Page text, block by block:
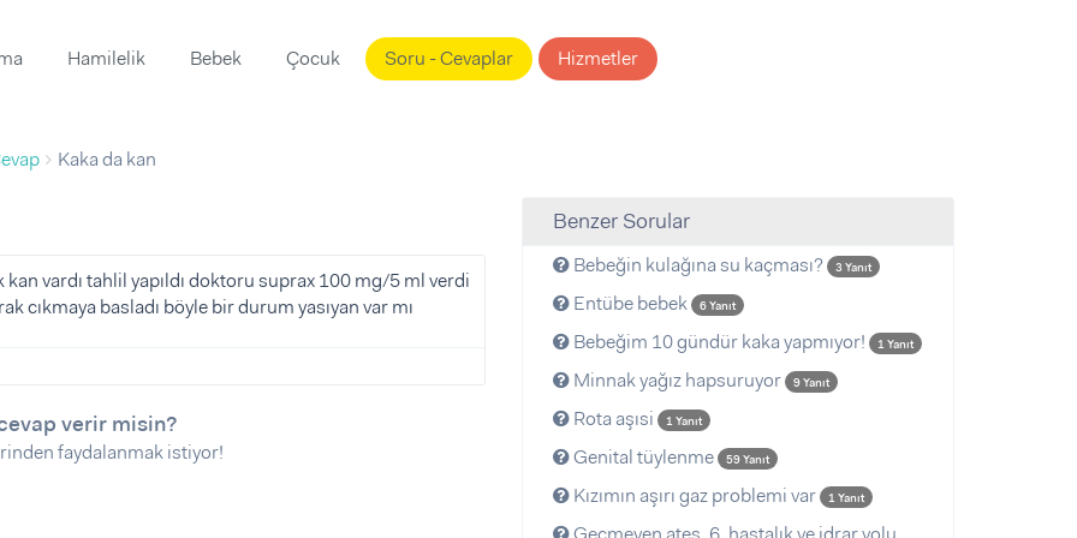
Hamilelik Bebek Çocuk Soru - Cevaplar Hizmetler
Kaka da kan
vardı tahlil yapıldı doktoru suprax 100 mg/5 ml verdi
cıkmaya basladı böyle bir durum yasıyan var mı
verir misin?
faydalanmak istiyor!
Benzer Sorular
Bebeğin kulağına su kaçması? 3 Yanıt
Entübe bebek 6 Yanıt
Bebeğim 10 gündür kaka yapmıyor! 1 Yanıt
Minnak yağız hapsuruyor 9 Yanıt
Rota aşısi 1 Yanıt
Genital tüylenme 59 Yanıt
Kızımın aşırı gaz problemi var 1 Yanıt